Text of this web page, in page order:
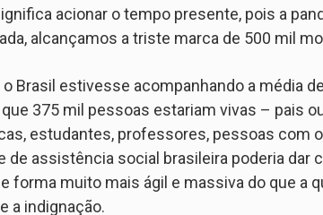
acionar o tempo presente, pois a
alcançamos a triste marca de 500 mil
Brasil estivesse acompanhando a média
375 mil pessoas estariam vivas – pais
estudantes, professores, pessoas com
de assistência social brasileira poderia dar
forma muito mais ágil e massiva do que a
a indignação.